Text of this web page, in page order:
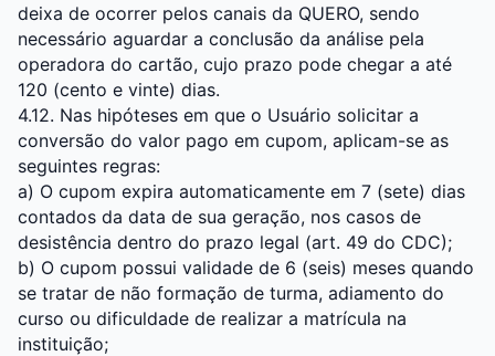
deixa de ocorrer pelos canais da QUERO, sendo
necessário aguardar a conclusão da análise pela
operadora do cartão, cujo prazo pode chegar a até
120 (cento e vinte) dias.
4.12. Nas hipóteses em que o Usuário solicitar a
conversão do valor pago em cupom, aplicam-se as
seguintes regras:
a) O cupom expira automaticamente em 7 (sete) dias
contados da data de sua geração, nos casos de
desistência dentro do prazo legal (art. 49 do CDC);
b) O cupom possui validade de 6 (seis) meses quando
se tratar de não formação de turma, adiamento do
curso ou dificuldade de realizar a matrícula na
instituição;